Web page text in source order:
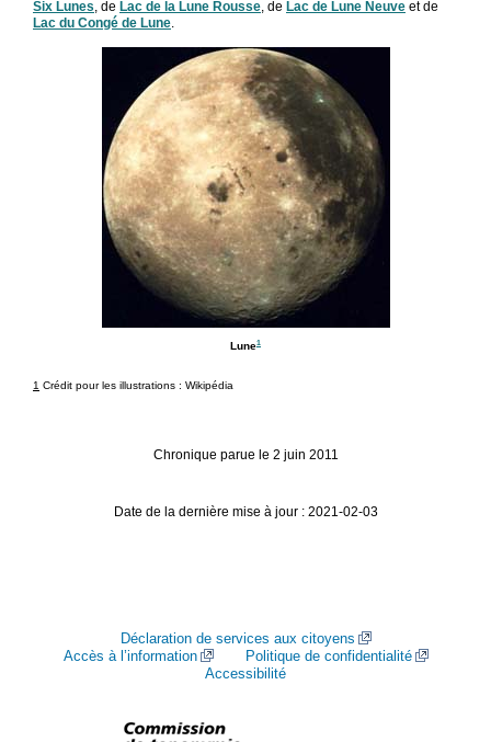
Six Lunes , de Lac de la Lune Rousse , de Lac de Lune Neuve et de
Lac du Congé de Lune
Lune1
1 Crédit pour les illustrations : Wikipédia
Chronique parue le 2 juin 2011
Date de la dernière mise à jour : 2021-02-03
Déclaration de services aux citoyens
Accès à l’information
Politique de confidentialité
Accessibilité